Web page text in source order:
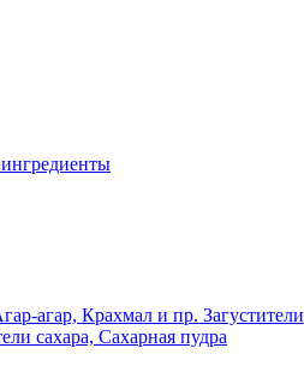
агар, Крахмал и пр. Загустители
сахара, Сахарная пудра